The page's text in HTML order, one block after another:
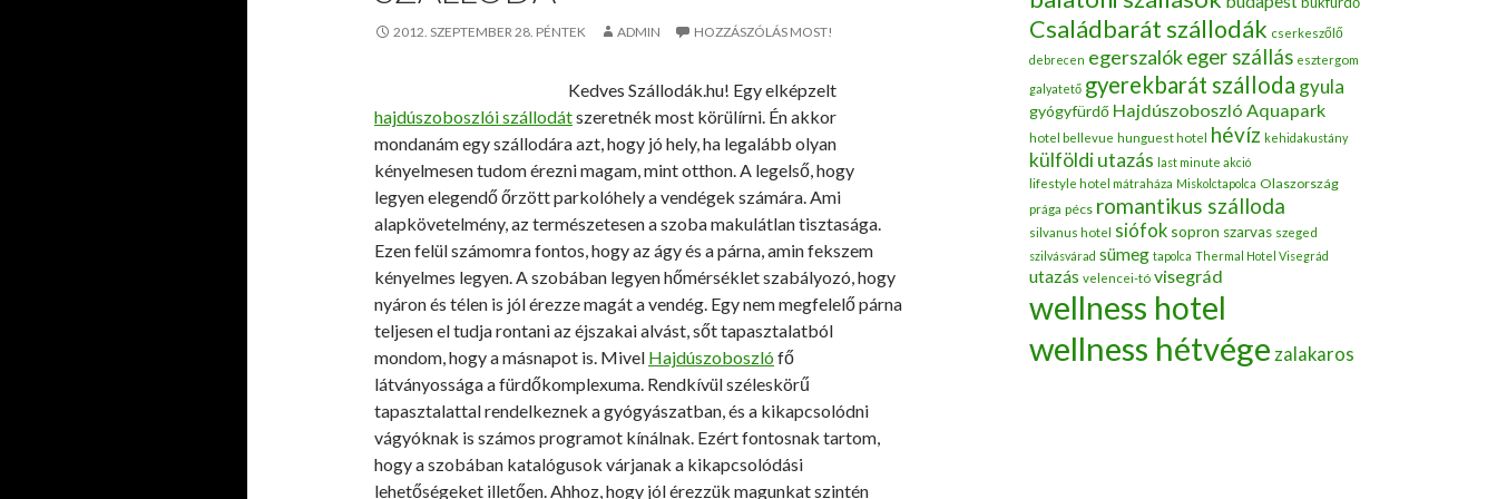
2012. SZEPTEMBER 28. PÉNTEK ADMIN HOZZÁSZÓLÁS MOST!
Kedves Szállodák.hu! Egy elképzelt
hajdúszoboszlói szállodátszeretnék most körülírni. Én akkor
mondanám egy szállodára azt, hogy jó hely, ha legalább olyan
kényelmesen tudom érezni magam, mint otthon. A legelső, hogy
legyen elegendő őrzött parkolóhely a vendégek számára. Ami
alapkövetelmény, az természetesen a szoba makulátlan tisztasága.
Ezen felül számomra fontos, hogy az ágy és a párna, amin fekszem
kényelmes legyen. A szobában legyen hőmérséklet szabályozó, hogy
nyáron és télen is jól érezze magát a vendég. Egy nem megfelelő párna
teljesen el tudja rontani az éjszakai alvást, sőt tapasztalatból
mondom, hogy a másnapot is. Mivel Hajdúszoboszlófő
látványossága a fürdőkomplexuma. Rendkívül széleskörű
tapasztalattal rendelkeznek a gyógyászatban, és a kikapcsolódni
vágyóknak is számos programot kínálnak. Ezért fontosnak tartom,
hogy a szobában katalógusok várjanak a kikapcsolódási
lehetőségeket illetően. Ahhoz, hogy jól érezzük magunkat szintén
Családbarát szállodák cserkeszőlő
debrecen egerszalókeger szállás esztergom
galyatető gyerekbarát szálloda gyula
gyógyfürdő Hajdúszoboszló Aquapark
hotel bellevue hunguest hotel hévíz kehidakustány
külföldi utazás last minute akció
lifestyle hotel mátraháza Miskolctapolca Olaszország
prága pécs romantikus szálloda
silvanus hotel siófok sopron szarvas szeged
szilvásvárad sümeg tapolca Thermal Hotel Visegrád
utazás velencei-tó visegrád
wellness hotel
wellness hétvége zalakaros